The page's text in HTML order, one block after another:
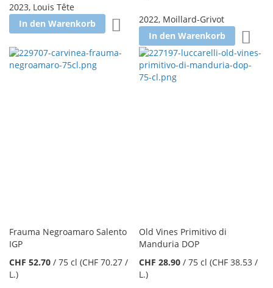
2023, Louis Tête
In den Warenkorb
Zur Wunschliste hinzufügen
2022, Moillard-Grivot
In den Warenkorb
Frauma Negroamaro Salento
IGP
CHF 52.70 / 75 cl (CHF 70.27 /
L.)
Old Vines Primitivo di
Manduria DOP
CHF 28.90 /75 cl (CHF 38.53 /
L.)